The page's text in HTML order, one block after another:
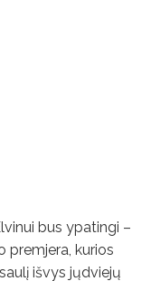
bus ypatingi –
premjera, kurios
išvys jųdviejų